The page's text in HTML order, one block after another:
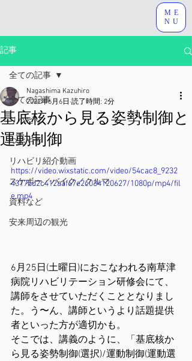
ME
NU
記事
全ての記事
リハビリ
つぶやき
リハビリ紹介動画
スケボー／バイク／クルマ
資料など
安来周辺の観光
全ての記事
基底核から見る姿勢制御と
運動制御
Nagashima Kazuhiro
2022年6月6日 読了時間: 2分
https://video.wixstatic.com/video/54cac8_9232
4317bd2c412aaf67e2c034120627/1080p/mp4/fil
e.mp4
6月25日(土曜日)におこなわれる南草津
病院リハビリテーション研修会にて、
講師をさせていただくこととなりまし
た。う〜ん、講師というより話題提供
者といった方が適切かも。
そこでは、講義のように、「基底核か
ら見る姿勢制御(選択)/運動制御(運動選